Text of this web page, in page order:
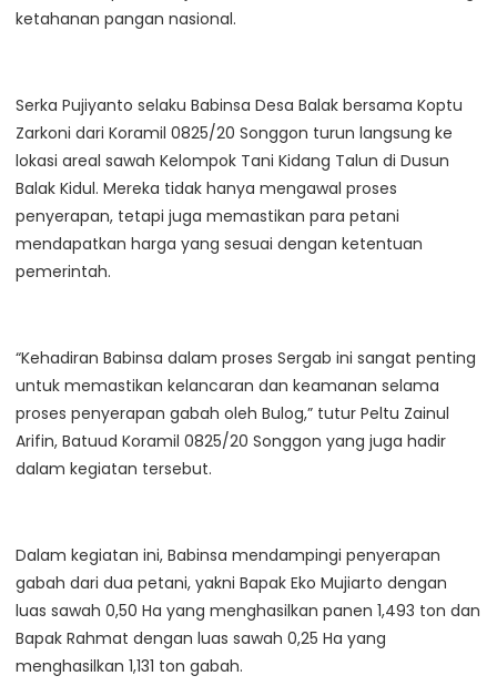
ketahanan pangan nasional.
Serka Pujiyanto selaku Babinsa Desa Balak bersama Koptu
Zarkoni dari Koramil 0825/20 Songgon turun langsung ke
lokasi areal sawah Kelompok Tani Kidang Talun di Dusun
Balak Kidul. Mereka tidak hanya mengawal proses
penyerapan, tetapi juga memastikan para petani
mendapatkan harga yang sesuai dengan ketentuan
pemerintah.
“Kehadiran Babinsa dalam proses Sergab ini sangat penting
untuk memastikan kelancaran dan keamanan selama
proses penyerapan gabah oleh Bulog,” tutur Peltu Zainul
Arifin, Batuud Koramil 0825/20 Songgon yang juga hadir
dalam kegiatan tersebut.
Dalam kegiatan ini, Babinsa mendampingi penyerapan
gabah dari dua petani, yakni Bapak Eko Mujiarto dengan
luas sawah 0,50 Ha yang menghasilkan panen 1,493 ton dan
Bapak Rahmat dengan luas sawah 0,25 Ha yang
menghasilkan 1,131 ton gabah.